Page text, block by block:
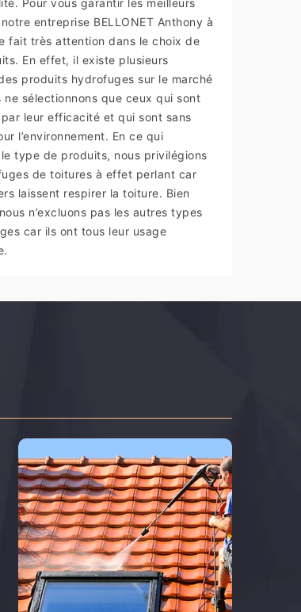
entreprise BELLONET Anthony à
fait très attention dans le choix de
En effet, il existe plusieurs
produits hydrofuges sur le marché
ne sélectionnons que ceux qui sont
leur efficacité et qui sont sans
l’environnement. En ce qui
type de produits, nous privilégions
de toitures à effet perlant car
laissent respirer la toiture. Bien
n’excluons pas les autres types
car ils ont tous leur usage